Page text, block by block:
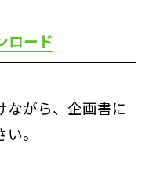
ロード
ながら、企画書に
。